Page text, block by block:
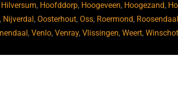
Hilversum, Hoofddorp, Hoogeveen, Hoogezand,
, Nijverdal , Oosterhout, Oss, Roermond, Roosendaal
, Venlo, Venray, Vlissingen, Weert,